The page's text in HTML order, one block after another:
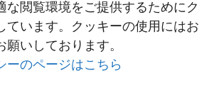
な閲覧環境をご提供するためにク
ています。クッキーの使用にはお
いしております。
ーのページはこちら
一覧へ